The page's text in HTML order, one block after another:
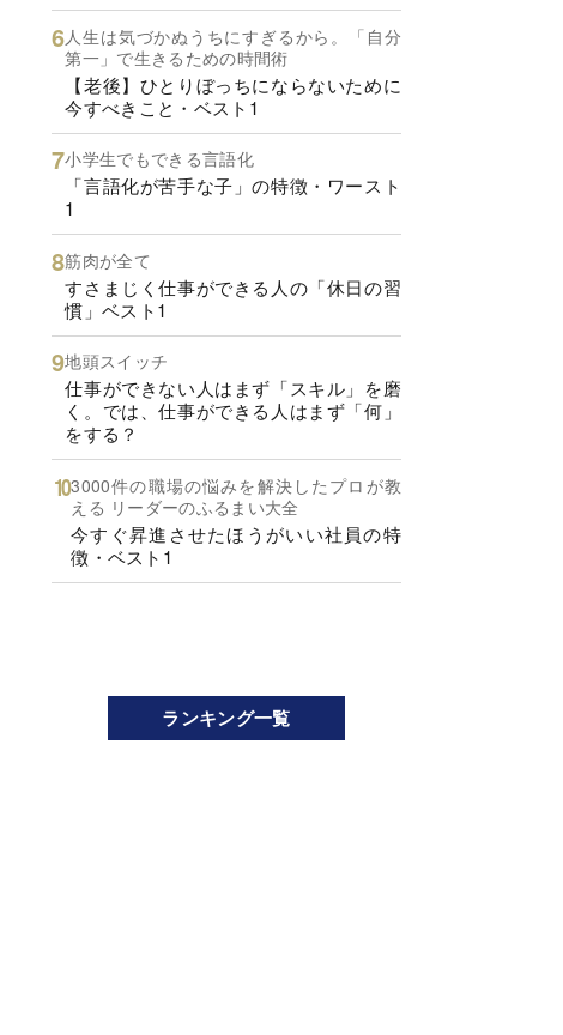
人生は気づかぬうちにすぎるから。「自分
第一」で生きるための時間術
【老後】ひとりぼっちにならないために
今すべきこと・ベスト1
小学生でもできる言語化
「言語化が苦手な子」の特徴・ワースト
1
筋肉が全て
すさまじく仕事ができる人の「休日の習
慣」ベスト1
地頭スイッチ
仕事ができない人はまず「スキル」を磨
く。では、仕事ができる人はまず「何」
をする？
3000件の職場の悩みを解決したプロが教
える リーダーのふるまい大全
今すぐ昇進させたほうがいい社員の特
徴・ベスト1
ランキング一覧